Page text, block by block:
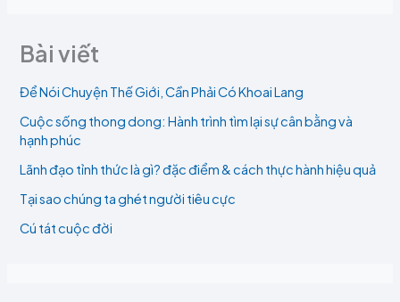
Bài viết
Để Nói Chuyện Thế Giới, Cần Phải Có Khoai Lang
Cuộc sống thong dong: Hành trình tìm lại sự cân bằng và
hạnh phúc
Lãnh đạo tỉnh thức là gì? đặc điểm & cách thực hành hiệu quả
Tại sao chúng ta ghét người tiêu cực
Cú tát cuộc đời